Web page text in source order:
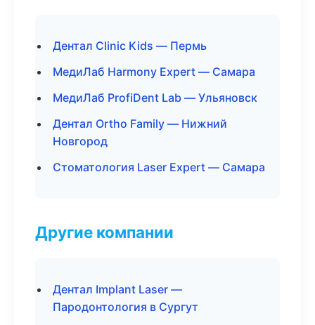
Дентал Clinic Kids — Пермь
МедиЛаб Harmony Expert — Самара
МедиЛаб ProfiDent Lab — Ульяновск
Дентал Ortho Family — Нижний
Новгород
Стоматология Laser Expert — Самара
Другие компании
Дентал Implant Laser —
Пародонтология в Сургут